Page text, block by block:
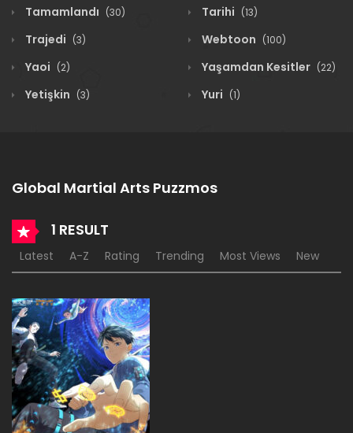
Tamamlandı (30) Tarihi (13)
Trajedi (3) Webtoon (100)
Yaoi (2) Yaşamdan Kesitler (22)
Yetişkin (3) Yuri (1)
Global Martial Arts Puzzmos
1 RESULT
Latest A-Z Rating Trending Most Views New